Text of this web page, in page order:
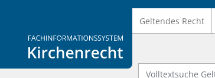
Logo Fachinformationssystem Kirchenrecht
Geltendes Recht
Volltextsuche